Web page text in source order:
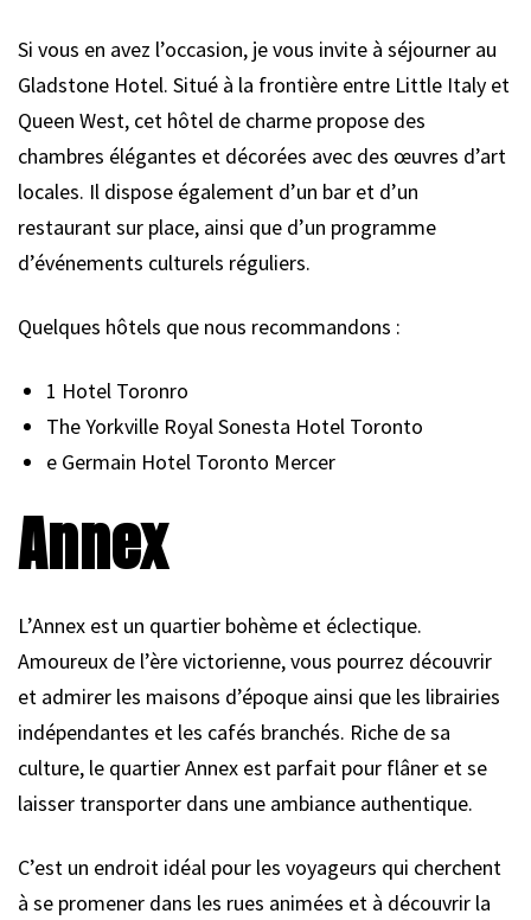
Si vous en avez l’occasion, je vous invite à séjourner au
Gladstone Hotel. Situé à la frontière entre Little Italy et
Queen West, cet hôtel de charme propose des
chambres élégantes et décorées avec des œuvres d’art
locales. Il dispose également d’un bar et d’un
restaurant sur place, ainsi que d’un programme
d’événements culturels réguliers.
Quelques hôtels que nous recommandons :
1 Hotel Toronro
The Yorkville Royal Sonesta Hotel Toronto
e Germain Hotel Toronto Mercer
Annex
L’Annex est un quartier bohème et éclectique.
Amoureux de l’ère victorienne, vous pourrez découvrir
et admirer les maisons d’époque ainsi que les librairies
indépendantes et les cafés branchés. Riche de sa
culture, le quartier Annex est parfait pour flâner et se
laisser transporter dans une ambiance authentique.
C’est un endroit idéal pour les voyageurs qui cherchent
à se promener dans les rues animées et à découvrir la